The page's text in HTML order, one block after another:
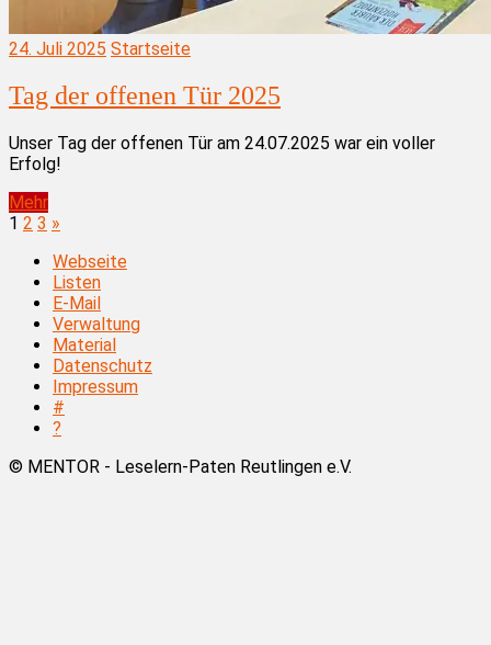
24. Juli 2025 Startseite
Tag der offenen Tür 2025
Unser Tag der offenen Tür am 24.07.2025 war ein voller
Erfolg!
Mehr
Seitennummerierung
der
Beiträge
1 2 3 Nächste
»
Webseite
Listen
E-Mail
Verwaltung
Material
Datenschutz
Impressum
#
?
© MENTOR - Leselern-Paten Reutlingen e.V.